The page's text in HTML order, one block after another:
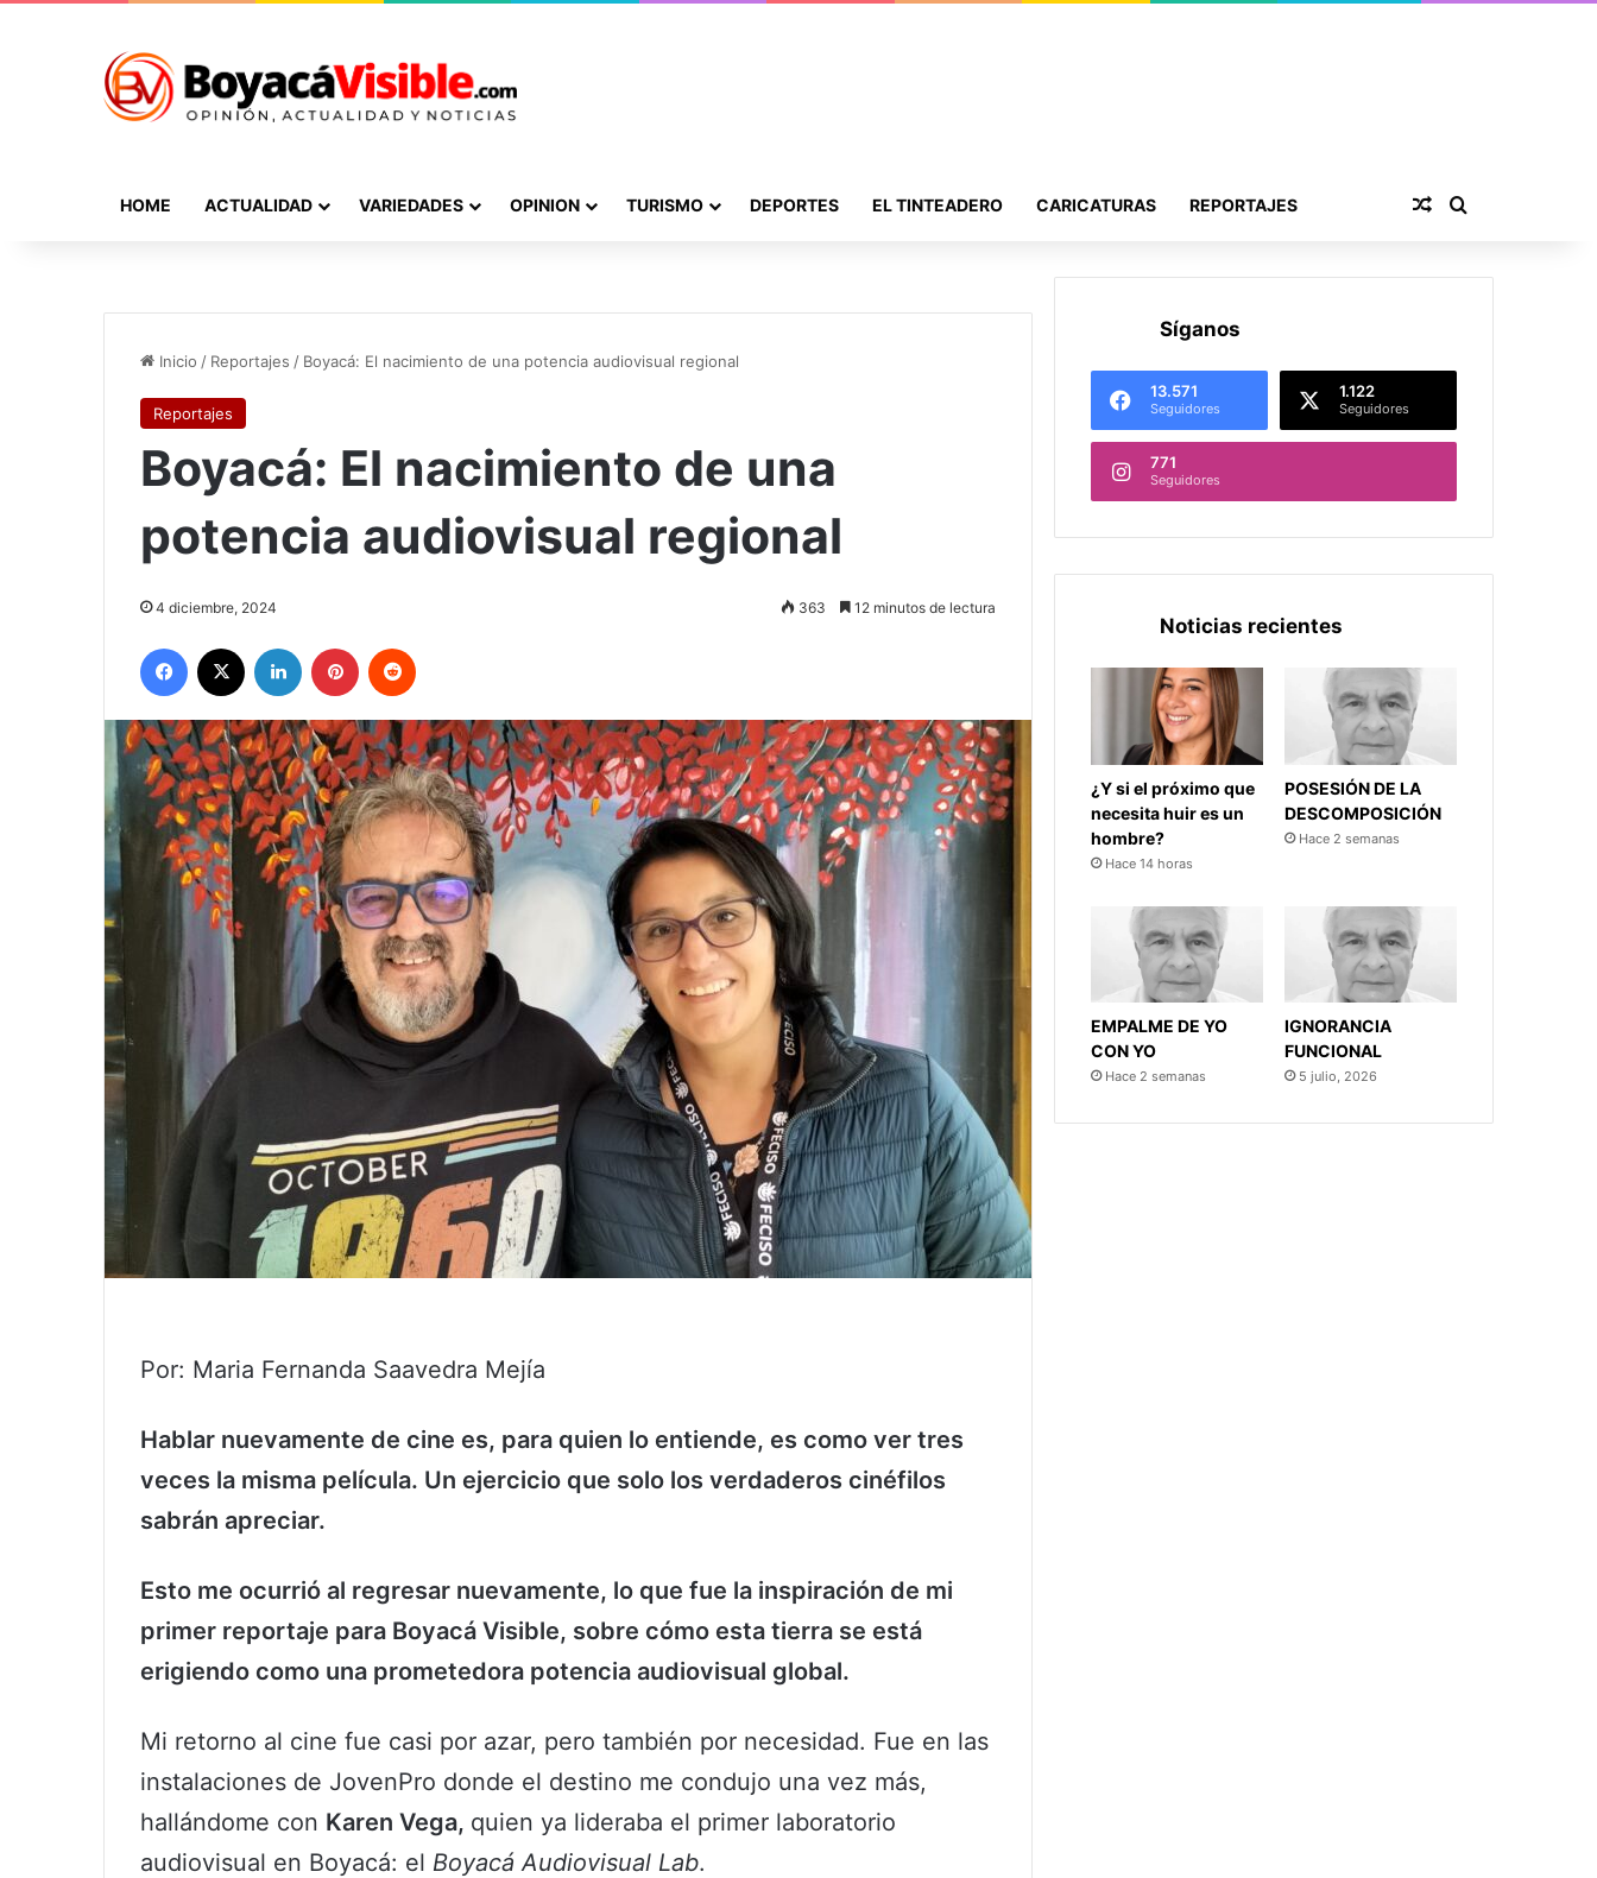
HOME ACTUALIDAD VARIEDADES OPINION TURISMO DEPORTES EL TINTEADERO CARICATURAS REPORTAJES Publicación al
Inicio / Reportajes / Boyacá: El nacimiento de una potencia audiovisual regional
Reportajes
Boyacá: El nacimiento de una
potencia audiovisual regional
4 diciembre, 2024 363 12 minutos de lectura
Facebook LinkedIn Pinterest
Por: Maria Fernanda Saavedra Mejía
Hablar nuevamente de cine es, para quien lo entiende, es como ver tres
veces la misma película. Un ejercicio que solo los verdaderos cinéfilos
sabrán apreciar.
Esto me ocurrió al regresar nuevamente, lo que fue la inspiración de mi
primer reportaje para Boyacá Visible, sobre cómo esta tierra se está
erigiendo como una prometedora potencia audiovisual global.
Mi retorno al cine fue casi por azar, pero también por necesidad. Fue en las
instalaciones de JovenPro donde el destino me condujo una vez más,
hallándome con Karen Vega, quien ya lideraba el primer laboratorio
audiovisual en Boyacá: el Boyacá Audiovisual Lab.
Síganos
13.571
Seguidores
1.122
Seguidores
771
Seguidores
Noticias recientes
¿Y si el próximo que
necesita huir es un
hombre?
Hace 14 horas
POSESIÓN DE LA
DESCOMPOSICIÓN
Hace 2 semanas
EMPALME DE YO
CON YO
Hace 2 semanas
IGNORANCIA
FUNCIONAL
5 julio, 2026